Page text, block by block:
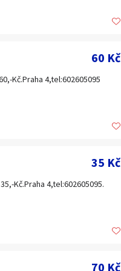
60 Kč
Kč.Praha 4,tel:602605095
35 Kč
Kč.Praha 4,tel:602605095.
70 Kč